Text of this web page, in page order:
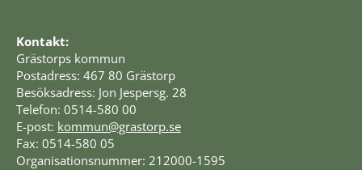
Kontakt:
Grästorps kommun
Postadress: 467 80 Grästorp
Besöksadress: Jon Jespersg. 28
Telefon: 0514-580 00
E-post: kommun@grastorp.se
Fax: 0514-580 05
Organisationsnummer: 212000-1595